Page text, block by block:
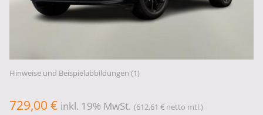
Hinweise und Beispielabbildungen (1)
729,00 € inkl. 19% MwSt. (612,61 € netto mtl.)